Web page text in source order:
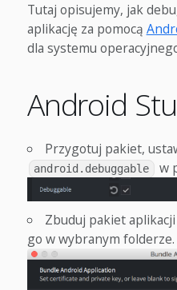
Tutaj opisujemy, jak
aplikację za pomocą
dla systemu
Android
Przygotuj pakiet,
android.debuggable w
Zbuduj pakiet
go w wybranym folderze.